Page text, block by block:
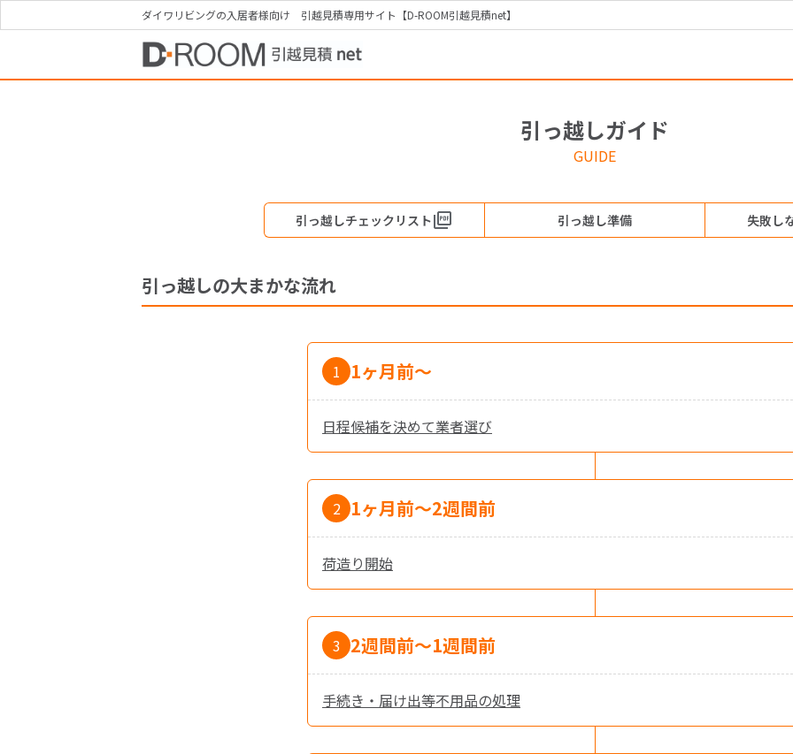
ダイワリビングの入居者様向け 引越見積専用サイト【D-ROOM引越見積net】
引っ越しガイド
GUIDE
引っ越しチェックリスト 引っ越し準備 失敗し
引っ越しの大まかな流れ
1 1ヶ月前〜
日程候補を決めて業者選び
2 1ヶ月前〜2週間前
荷造り開始
3 2週間前〜1週間前
手続き・届け出等不用品の処理